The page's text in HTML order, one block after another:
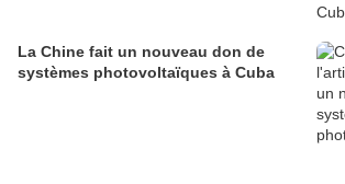
La Chine fait un nouveau don de
systèmes photovoltaïques à Cuba